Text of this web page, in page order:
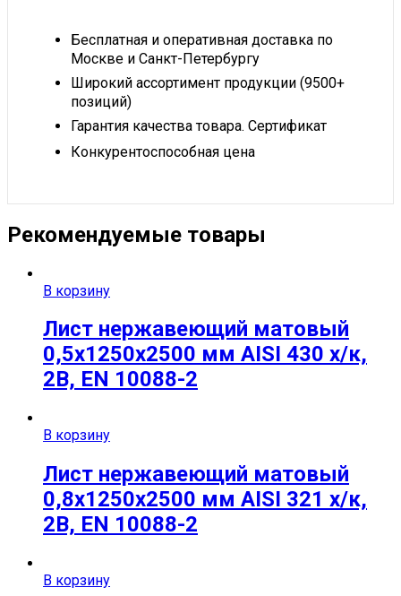
Бесплатная и оперативная доставка по
Москве и Санкт-Петербургу
Широкий ассортимент продукции (9500+
позиций)
Гарантия качества товара. Сертификат
Конкурентоспособная цена
Рекомендуемые товары
В корзину
Лист нержавеющий матовый
0,5х1250х2500 мм AISI 430 х/к,
2B, EN 10088-2
В корзину
Лист нержавеющий матовый
0,8х1250х2500 мм AISI 321 х/к,
2B, EN 10088-2
В корзину